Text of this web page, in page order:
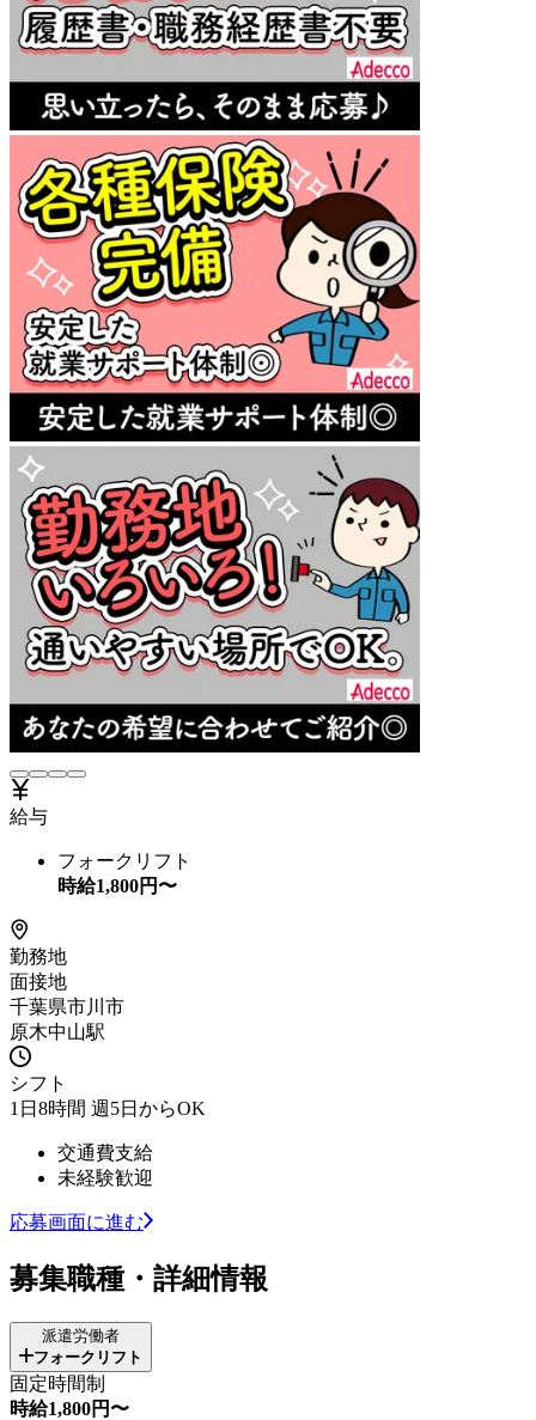
給与
フォークリフト
時給1,800円〜
勤務地
面接地
千葉県市川市
原木中山駅
シフト
1日8時間 週5日からOK
交通費支給
未経験歓迎
応募画面に進む
募集職種・詳細情報
派遣労働者
フォークリフト
固定時間制
時給1,800円〜